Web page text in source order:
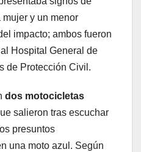
mujer y un menor
impacto; ambos fueron
Hospital General de
de Protección Civil.
dos motocicletas
salieron tras escuchar
presuntos
una moto azul. Según